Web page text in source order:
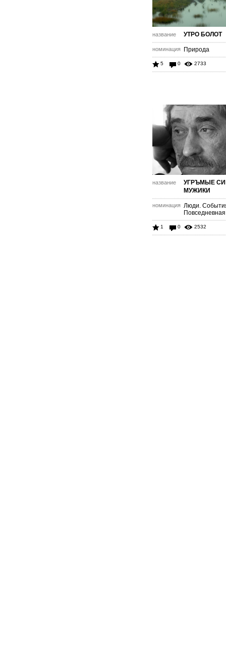
название УТРО БОЛОТ
номинация Природа
5 0 2733
название
УГРЪМЫЕ
МУЖИКИ
номинация Люди.
1 0 2532